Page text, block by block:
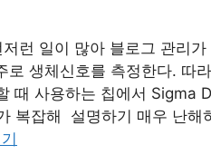
런 일이 많아 블로그 관리가
생체신호를 측정한다. 따
때 사용하는 칩에서 Sigma
복잡해 설명하기 매우 난해